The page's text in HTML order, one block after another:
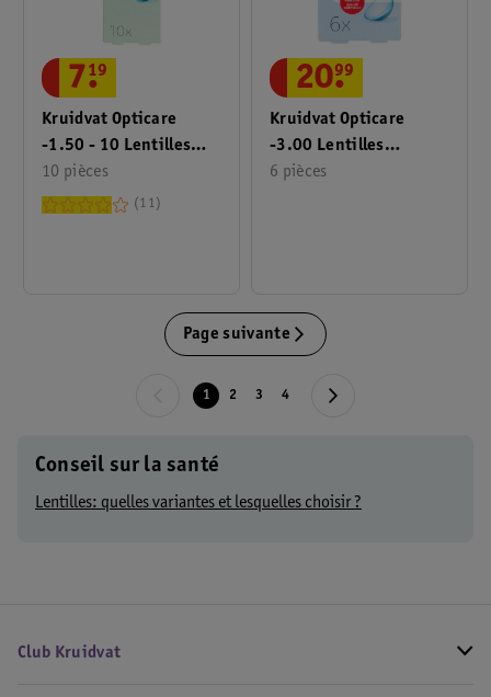
Kruidvat Opticare
-1.50 - 10 Lentilles
Quotidiennes Souples
10 pièces
7.
19
11
Kruidvat Opticare
-3.00 Lentilles
Mensuelles Souples
6 pièces
20.
99
Page suivante
1 2 3 4
Conseil sur la santé
Lentilles: quelles variantes et lesquelles choisir ?
Club Kruidvat